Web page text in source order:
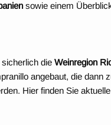
sowie einem
sicherlich dieWeinregion
angebaut, die dann
Hier finden Sie